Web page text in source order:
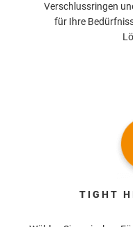
Verschlussringen
für Ihre
TIGHT